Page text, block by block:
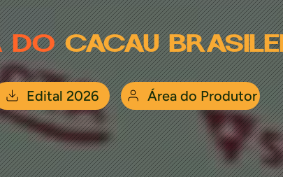
Edital 2026 Área do Produtor
DOCACAU